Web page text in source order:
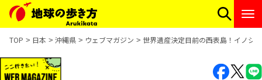
TOP 日本 沖縄県 ウェブマガジン 世界遺産決定目前の西表島！イノシ